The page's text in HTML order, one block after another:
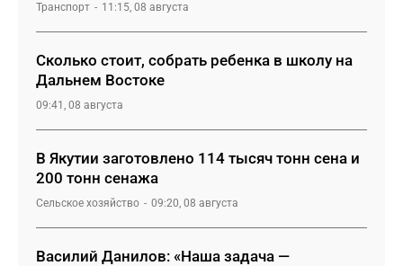
Транспорт 11:15, 08 августа
Сколько стоит, собрать ребенка в школу на
Дальнем Востоке
09:41, 08 августа
В Якутии заготовлено 114 тысяч тонн сена и
200 тонн сенажа
Сельское хозяйство 09:20, 08 августа
Василий Данилов: «Наша задача —